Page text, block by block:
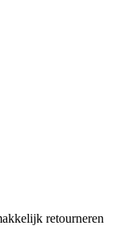
retourneren